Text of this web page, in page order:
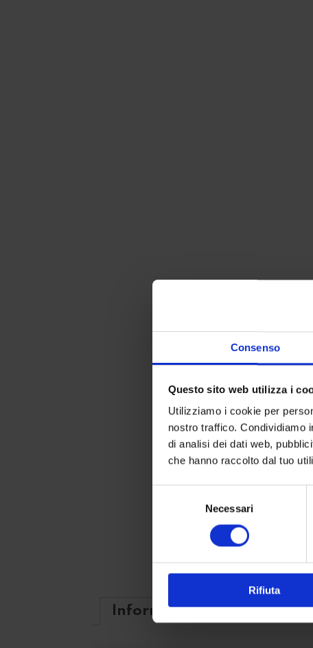
Consenso
Questo sito web utilizza i
Utilizziamo i cookie per
nostro traffico. Condividiamo
di analisi dei dati web,
che hanno raccolto dal tuo
Necessari
Rifiuta
Informations